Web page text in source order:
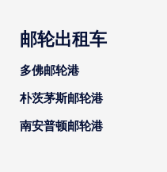
邮轮出租车
多佛邮轮港
朴茨茅斯邮轮港
南安普顿邮轮港